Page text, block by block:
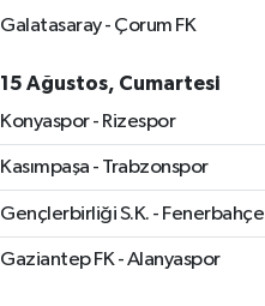
Galatasaray - Çorum FK
15 Ağustos, Cumartesi
Konyaspor - Rizespor
Kasımpaşa - Trabzonspor
Gençlerbirliği S.K. - Fenerbahçe
Gaziantep FK - Alanyaspor